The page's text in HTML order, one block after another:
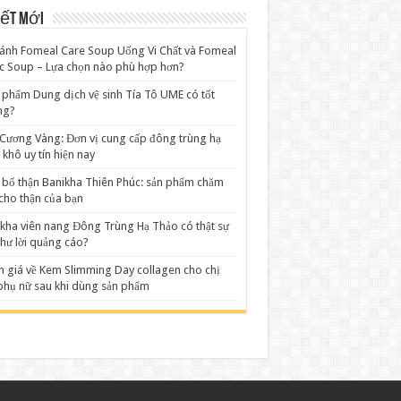
mới
Fomeal Care Soup Uống Vi Chất và Fomeal
Soup – Lựa chọn nào phù hợp hơn?
phẩm Dung dịch vệ sinh Tía Tô UME có tốt
Vàng: Đơn vị cung cấp đông trùng hạ
uy tín hiện nay
thận Banikha Thiên Phúc: sản phẩm chăm
thận của bạn
viên nang Đông Trùng Hạ Thảo có thật sự
lời quảng cáo?
giá về Kem Slimming Day collagen cho chị
nữ sau khi dùng sản phẩm